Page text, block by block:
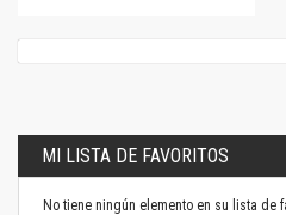
MI LISTA DE FAVORITOS
No tiene ningún elemento en su lista de